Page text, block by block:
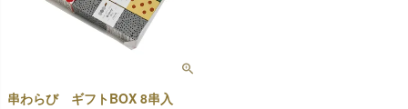
串わらび ギフトBOX 8串入